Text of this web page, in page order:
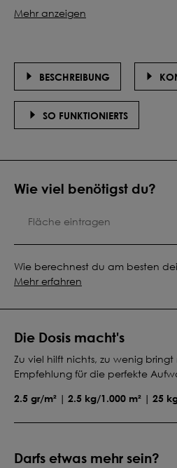
Mehr anzeigen
Wie viel benötigst du?
Wie berechnest du am besten
Mehr erfahren
BESCHREIBUNG
SO FUNKTIONIERTS
Die Dosis macht's
Zu viel hilft nichts, zu wenig bringt
Empfehlung für die perfekte
2.5 gr/m² | 2.5 kg/1.000 m² | 25
Darfs etwas mehr sein?